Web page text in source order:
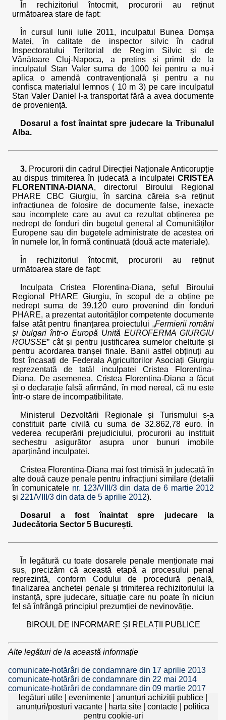
În rechizitoriul întocmit, procurorii au reținut
următoarea stare de fapt:
În cursul lunii iulie 2011, inculpatul Bunea Domșa
Matei, în calitate de inspector silvic în cadrul
Inspectoratului Teritorial de Regim Silvic și de
Vânătoare Cluj-Napoca, a pretins și primit de la
inculpatul Stan Valer suma de 1000 lei pentru a nu-i
aplica o amendă contravențională și pentru a nu
confisca materialul lemnos ( 10 m 3) pe care inculpatul
Stan Valer Daniel l-a transportat fără a avea documente
de proveniență.
Dosarul a fost înaintat spre judecare la Tribunalul
Alba.
3. Procurorii din cadrul Direcției Naționale Anticorupție
au dispus trimiterea în judecată a inculpatei CRISTEA
FLORENTINA-DIANA, directorul Biroului Regional
PHARE CBC Giurgiu, în sarcina căreia s-a reținut
infracțiunea de folosire de documente false, inexacte
sau incomplete care au avut ca rezultat obținerea pe
nedrept de fonduri din bugetul general al Comunităților
Europene sau din bugetele administrate de acestea ori
în numele lor, în formă continuată (două acte materiale).
În rechizitoriul întocmit, procurorii au reținut
următoarea stare de fapt:
Inculpata Cristea Florentina-Diana, șeful Biroului
Regional PHARE Giurgiu, în scopul de a obține pe
nedrept suma de 39.120 euro provenind din fonduri
PHARE, a prezentat autorităților competente documente
false atât pentru finanțarea proiectului „Fermierii români
și bulgari într-o Europă Unită EUROFERMA GIURGIU
ROUSSE” cât și pentru justificarea sumelor cheltuite și
pentru acordarea tranșei finale. Banii astfel obținuți au
fost încasați de Federala Agricultorilor Asociați Giurgiu
reprezentată de tatăl inculpatei Cristea Florentina-
Diana. De asemenea, Cristea Florentina-Diana a făcut
și o declarație falsă afirmând, în mod nereal, că nu este
într-o stare de incompatibilitate.
Ministerul Dezvoltării Regionale și Turismului s-a
constituit parte civilă cu suma de 32.862,78 euro. În
vederea recuperării prejudiciului, procurorii au instituit
sechestru asigurător asupra unor bunuri imobile
aparținând inculpatei.
Cristea Florentina-Diana mai fost trimisă în judecată în
alte două cauze penale pentru infracțiuni similare (detalii
în comunicatele nr. 123/VIII/3 din data de 6 martie 2012
și 221/VIII/3 din data de 5 aprilie 2012).
Dosarul a fost înaintat spre judecare la
Judecătoria Sector 5 București.
În legătură cu toate dosarele penale menționate mai
sus, precizăm că această etapă a procesului penal
reprezintă, conform Codului de procedură penală,
finalizarea anchetei penale și trimiterea rechizitoriului la
instanță, spre judecare, situație care nu poate în niciun
fel să înfrângă principiul prezumției de nevinovăție.
BIROUL DE INFORMARE ȘI RELAȚII PUBLICE
Alte legături de la această informație
comunicate-hotărâri de condamnare din 17 aprilie 2013
comunicate-hotărâri de condamnare din 22 mai 2014
comunicate-hotărâri de condamnare din 09 martie 2017
legături utile
evenimente anunțuri achiziții publice
anunțuri/posturi vacante
harta site contacte
politica
pentru cookie-uri